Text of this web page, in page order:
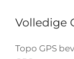
Volledige
Topo GPS